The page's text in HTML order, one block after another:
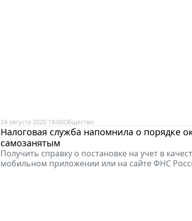
24 августа 2020 18:00Общество
Налоговая служба напомнила о порядке
самозанятым
Получить справку о постановке на учет в
мобильном приложении или на сайте ФНС